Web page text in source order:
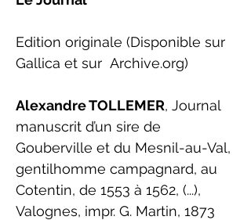
Edition originale (Disponible sur
Gallica et sur Archive.org)
Alexandre TOLLEMER, Journal
manuscrit d’un sire de
Gouberville et du Mesnil-au-Val,
gentilhomme campagnard, au
Cotentin, de 1553 à 1562, (...),
Valognes, impr. G. Martin, 1873